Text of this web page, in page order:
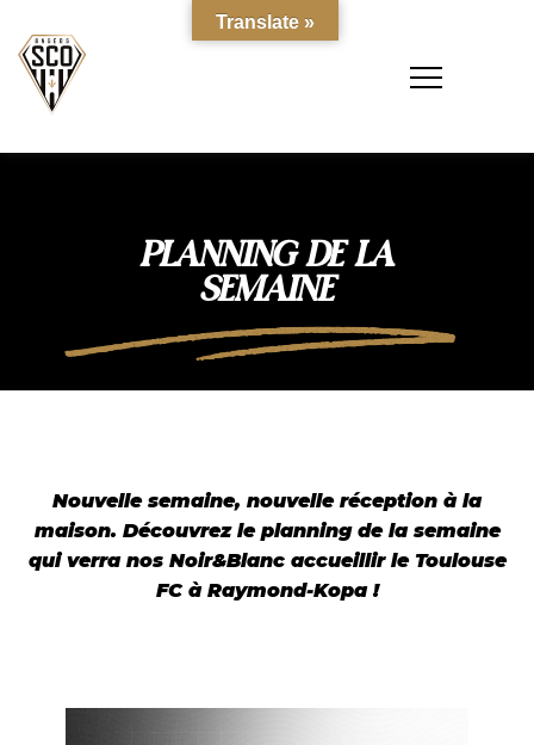
PLANNING DE LA
SEMAINE
Nouvelle semaine, nouvelle réception à la
maison. Découvrez le planning de la semaine
qui verra nos Noir&Blanc accueillir le Toulouse
FC à Raymond-Kopa !
Translate »